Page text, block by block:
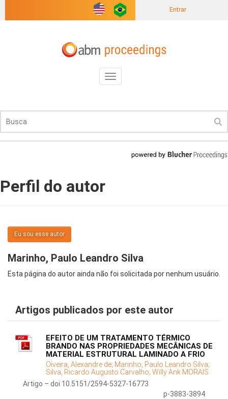
Entrar
Toggle
navigation
Perfil do autor
Eu sou esse autor
Marinho, Paulo Leandro Silva
Esta página do autor ainda não foi solicitada por nenhum usuário.
Artigos publicados por este autor
EFEITO DE UM TRATAMENTO TÉRMICO
BRANDO NAS PROPRIEDADES MECÂNICAS DE
MATERIAL ESTRUTURAL LAMINADO A FRIO
Oiveira, Alexandre de; Marinho, Paulo Leandro Silva;
Silva, Ricardo Augusto Carvalho; Willy Ank MORAIS
Artigo – doi 10.5151/2594-5327-16773
p-3883-3894